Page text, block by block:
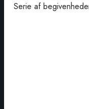
Serie af